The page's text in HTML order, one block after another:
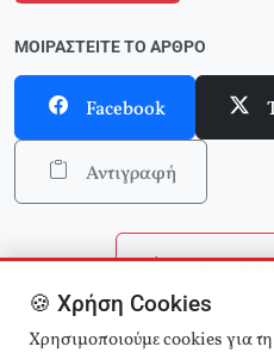
ΜΟΙΡΑΣΤΕΊΤΕ ΤΟ ΆΡΘΡΟ
Facebook
Αντιγραφή
🍪 Χρήση Cookies
Χρησιμοποιούμε cookies για